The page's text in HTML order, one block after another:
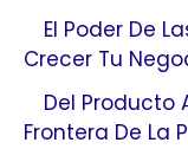
El Poder De
Crecer Tu
Del Producto
Frontera De La